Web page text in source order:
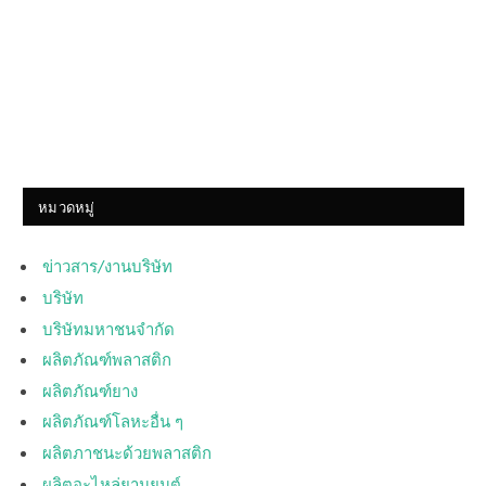
หมวดหมู่
ข่าวสาร/งานบริษัท
บริษัท
บริษัทมหาชนจำกัด
ผลิตภัณฑ์พลาสติก
ผลิตภัณฑ์ยาง
ผลิตภัณฑ์โลหะอื่น ๆ
ผลิตภาชนะด้วยพลาสติก